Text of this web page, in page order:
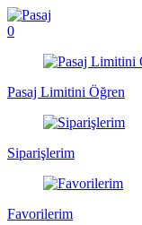
0
Pasaj Limitini Öğren
Siparişlerim
Favorilerim